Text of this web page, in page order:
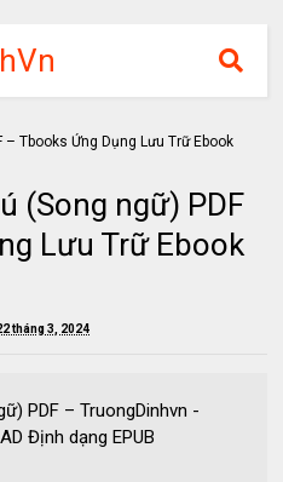
(Song ngữ) PDF
Lưu Trữ Ebook
tháng 3, 2024
PDF – TruongDinhvn -
Định dạng EPUB